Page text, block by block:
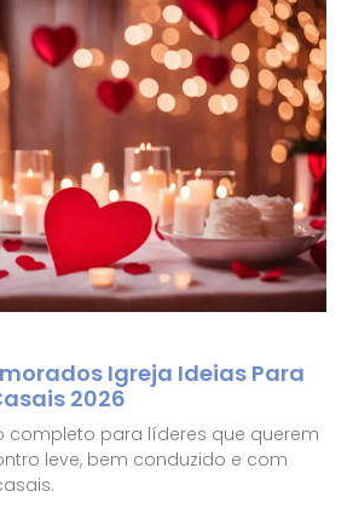
Igreja Ideias Para
2026
completo para líderes que querem
leve, bem conduzido e com